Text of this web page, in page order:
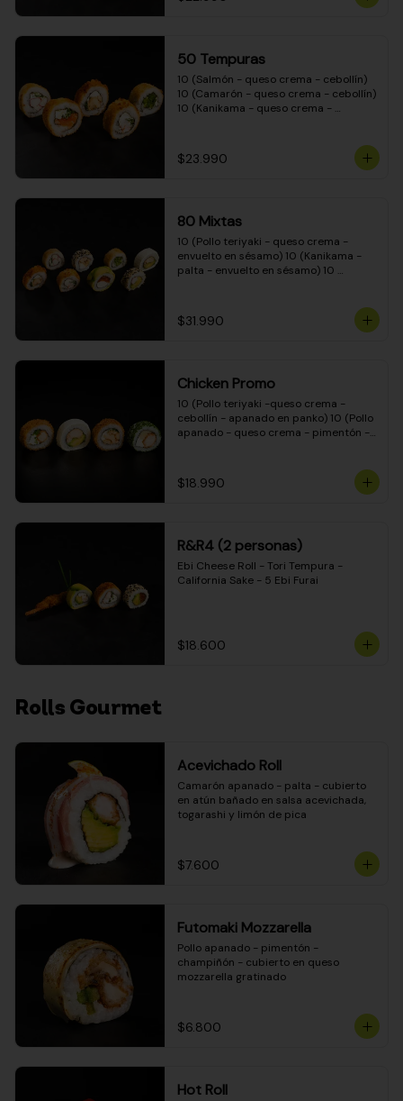
10 (Pimentón - queso crema - cebollín
50 Tempuras
10 (Salmón - queso crema - cebollín)
10 (Camarón - queso crema - cebollín)
10 (Kanikama - queso crema -
crema - cebollín)
$23.990
80 Mixtas
10 (Pollo teriyaki - queso crema -
envuelto en sésamo) 10 (Kanikama -
palta - envuelto en sésamo) 10
envuelto en queso crema) 10
(Camarón - queso crema - cebollín -
teriyaki - queso crema - cebollín -
envuelto en masa tempura) 10
(Pimentón - queso crema - cebollín -
envuelto en masa tempura)
$31.990
Chicken Promo
10 (Pollo teriyaki -queso crema -
cebollín - apanado en panko) 10 (Pollo
apanado - queso crema - pimentón -
ciboulette) 10 (Pollo teriyaki - palta -
envuelto en queso crema)
$18.990
R&R4 (2 personas)
Ebi Cheese Roll - Tori Tempura -
California Sake - 5 Ebi Furai
$18.600
Rolls Gourmet
Acevichado Roll
Camarón apanado - palta - cubierto
en atún bañado en salsa acevichada,
togarashi y limón de pica
$7.600
Futomaki Mozzarella
Pollo apanado - pimentón -
champiñón - cubierto en queso
mozzarella gratinado
$6.800
Hot Roll